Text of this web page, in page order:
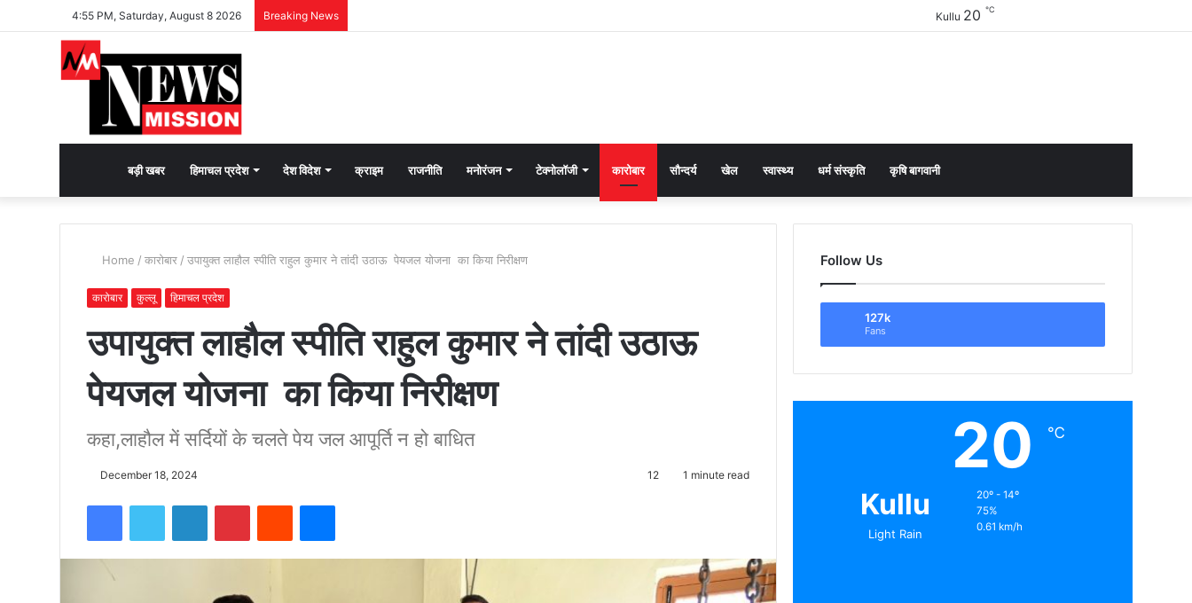
4:55 PM, Saturday, August 8 2026 Breaking News Kullu 20 ℃
भक्ति
भावना
जगाने
को
फीट
बड़ी खबर हिमाचल प्रदेश देश विदेश क्राइम राजनीति मनोरंजन टेक्नोलॉजी कारोबार सौन्दर्य खेल स्वास्थ्य धर्म संस्कृति कृषि बागवानी
Home / कारोबार / उपायुक्त लाहौल स्पीति राहुल कुमार ने तांदी उठाऊ पेयजल योजना का किया निरीक्षण
कारोबार कुल्लू हिमाचल प्रदेश
उपायुक्त लाहौल स्पीति राहुल कुमार ने तांदी उठाऊ
पेयजल योजना का किया निरीक्षण
कहा,लाहौल में सर्दियों के चलते पेय जल आपूर्ति न हो बाधित
December 18, 2024 12 1 minute read
Follow Us
127k
Fans
Kullu
Light Rain
20 ℃
20º - 14º
75%
0.61 km/h